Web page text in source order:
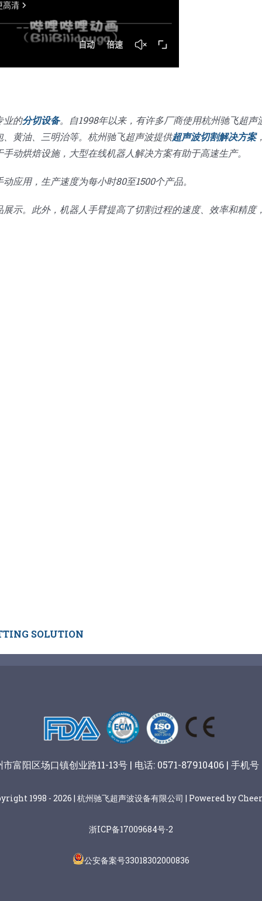
业的分切设备。自1998年以来，有许多厂商使用杭州驰飞超声
黄油、三明治等。杭州驰飞超声波提供超声波切割解决方案
动烘焙设施，大型在线机器人解决方案有助于高速生产。
应用，生产速度为每小时80至1500个产品。
示。此外，机器人手臂提高了切割过程的速度、效率和精度
SOLUTION
富阳区场口镇创业路11-13号 | 电话: 0571-87910406 | 手机
1998 - 2026 | 杭州驰飞超声波设备有限公司 | Powered by
浙ICP备17009684号-2
公安备案号33018302000836